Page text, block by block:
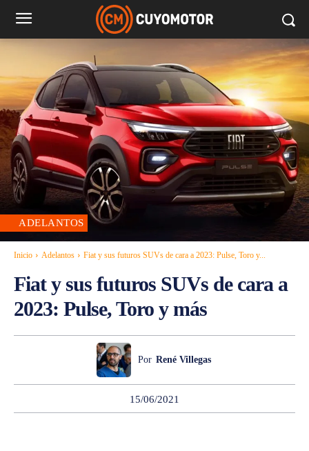
ADELANTOS
Inicio Adelantos Fiat y sus futuros SUVs de cara a 2023: Pulse, Toro y...
Fiat y sus futuros SUVs de cara a
2023: Pulse, Toro y más
Por René Villegas
15/06/2021